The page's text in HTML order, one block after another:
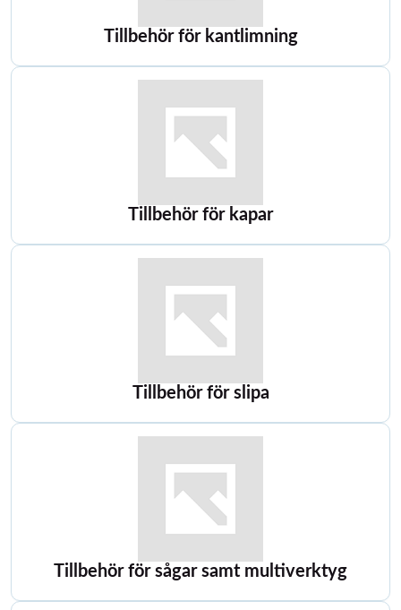
Tillbehör för kantlimning
Tillbehör för kapar
Tillbehör för slipa
Tillbehör för sågar samt multiverktyg